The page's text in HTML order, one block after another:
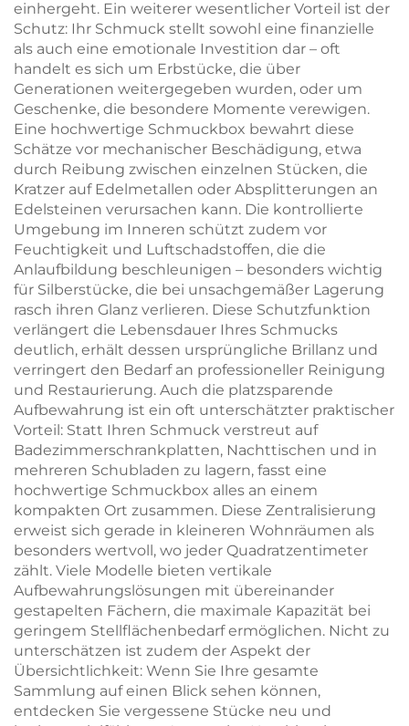
einhergeht. Ein weiterer wesentlicher Vorteil ist der
Schutz: Ihr Schmuck stellt sowohl eine finanzielle
als auch eine emotionale Investition dar – oft
handelt es sich um Erbstücke, die über
Generationen weitergegeben wurden, oder um
Geschenke, die besondere Momente verewigen.
Eine hochwertige Schmuckbox bewahrt diese
Schätze vor mechanischer Beschädigung, etwa
durch Reibung zwischen einzelnen Stücken, die
Kratzer auf Edelmetallen oder Absplitterungen an
Edelsteinen verursachen kann. Die kontrollierte
Umgebung im Inneren schützt zudem vor
Feuchtigkeit und Luftschadstoffen, die die
Anlaufbildung beschleunigen – besonders wichtig
für Silberstücke, die bei unsachgemäßer Lagerung
rasch ihren Glanz verlieren. Diese Schutzfunktion
verlängert die Lebensdauer Ihres Schmucks
deutlich, erhält dessen ursprüngliche Brillanz und
verringert den Bedarf an professioneller Reinigung
und Restaurierung. Auch die platzsparende
Aufbewahrung ist ein oft unterschätzter praktischer
Vorteil: Statt Ihren Schmuck verstreut auf
Badezimmerschrankplatten, Nachttischen und in
mehreren Schubladen zu lagern, fasst eine
hochwertige Schmuckbox alles an einem
kompakten Ort zusammen. Diese Zentralisierung
erweist sich gerade in kleineren Wohnräumen als
besonders wertvoll, wo jeder Quadratzentimeter
zählt. Viele Modelle bieten vertikale
Aufbewahrungslösungen mit übereinander
gestapelten Fächern, die maximale Kapazität bei
geringem Stellflächenbedarf ermöglichen. Nicht zu
unterschätzen ist zudem der Aspekt der
Übersichtlichkeit: Wenn Sie Ihre gesamte
Sammlung auf einen Blick sehen können,
entdecken Sie vergessene Stücke neu und